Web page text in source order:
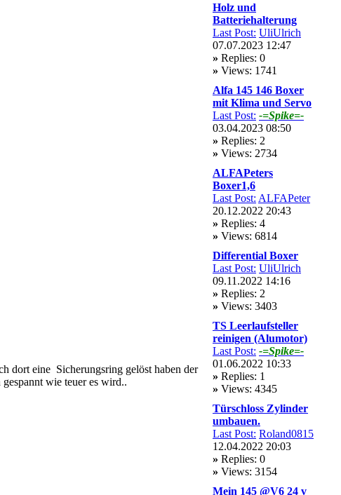
dort eine Sicherungsring gelöst haben der
wie teuer es wird..
Holz und
Batteriehalterung
Last Post: UliUlrich
07.07.2023 12:47
» Replies: 0
» Views: 1741
Alfa 145 146 Boxer
mit Klima und Servo
Last Post: -=Spike=-
03.04.2023 08:50
» Replies: 2
» Views: 2734
ALFAPeters
Boxer1,6
Last Post: ALFAPeter
20.12.2022 20:43
» Replies: 4
» Views: 6814
Differential Boxer
Last Post: UliUlrich
09.11.2022 14:16
» Replies: 2
» Views: 3403
TS Leerlaufsteller
reinigen (Alumotor)
Last Post: -=Spike=-
01.06.2022 10:33
» Replies: 1
» Views: 4345
Türschloss Zylinder
umbauen.
Last Post: Roland0815
12.04.2022 20:03
» Replies: 0
» Views: 3154
Mein 145 @V6 24 v